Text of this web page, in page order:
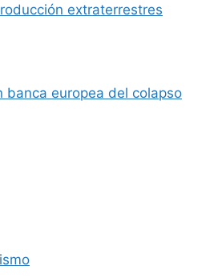
extraterrestres
banca europea del colapso